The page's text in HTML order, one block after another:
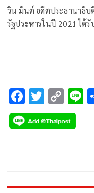
วิน มินต์ อดีตประธานาธิบ
รัฐประหารในปี 2021 ได้รั
F
ac
e
T
wi
tt
C
o
p